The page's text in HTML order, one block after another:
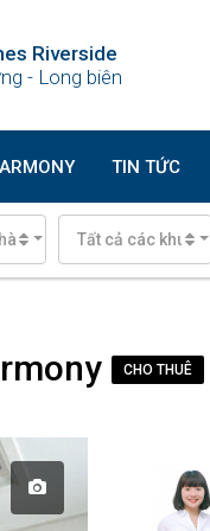
Riverside
- Long biên
TIN TỨC
phố Tất cả các khu vực
CHO THUÊ